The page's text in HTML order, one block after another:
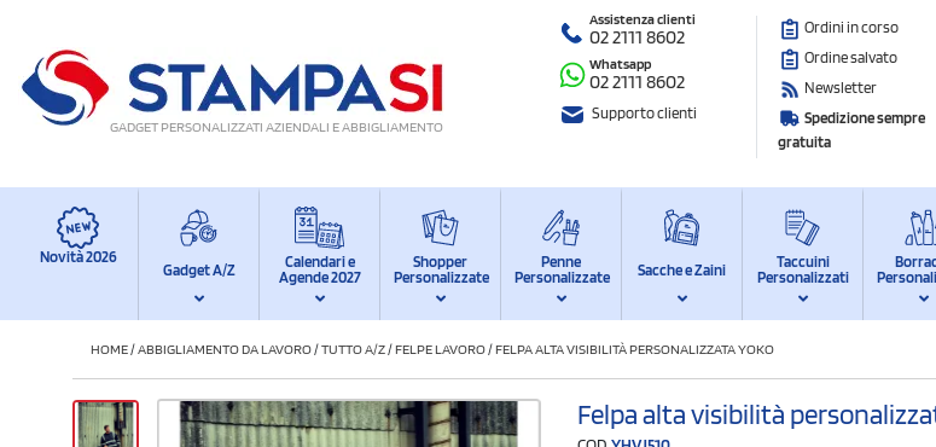
GADGET PERSONALIZZATI AZIENDALI E ABBIGLIAMENTO
Assistenza clienti
02 2111 8602
Whatsapp
02 2111 8602
Supporto clienti
Ordini in corso
Ordine salvato
Newsletter
Spedizione sempre
gratuita
Novità 2026
Gadget A/Z
Calendari e
Agende 2027
Shopper
Personalizzate
Penne
Personalizzate
Sacche e Zaini
Taccuini
Personalizzati
HOME/ABBIGLIAMENTO DA LAVORO/TUTTO A/Z/FELPE LAVORO/FELPA ALTA VISIBILITÀ PERSONALIZZATA YOKO
Felpa alta visibilità